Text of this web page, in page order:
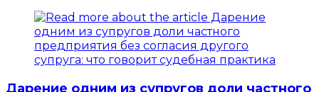
Дарение одним из супругов доли частного